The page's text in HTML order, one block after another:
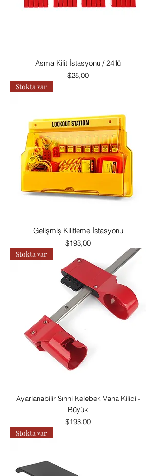
Asma Kilit İstasyonu / 24'lü
Fiyat
$25,00
Stokta var
Gelişmiş Kilitleme İstasyonu
Fiyat
$198,00
Stokta var
Ayarlanabilir Sıhhi Kelebek Vana Kilidi -
Büyük
Fiyat
$193,00
Stokta var